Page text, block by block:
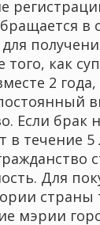
в
того, как
2
Если брак
в течение
Для
страны
мэрии